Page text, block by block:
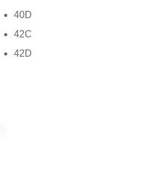
40D
42C
42D